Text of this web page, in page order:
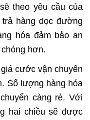
theo yêu cầu của
hàng dọc đường
hóa đảm bảo an
hơn.
cước vận chuyển
Số lượng hàng hóa
càng rẻ. Với
hai chiều sẽ được